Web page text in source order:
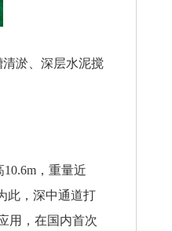
淤、深层水泥搅
，重量近
此，深中通道打
用，在国内首次